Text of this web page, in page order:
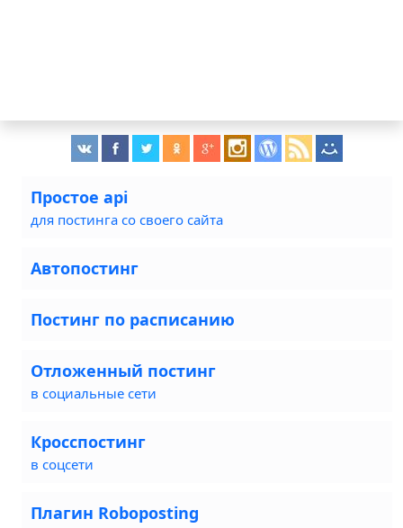
Простое api
для постинга со своего сайта
Автопостинг
Постинг по расписанию
Отложенный постинг
в социальные сети
Кросспостинг
в соцсети
Плагин Roboposting